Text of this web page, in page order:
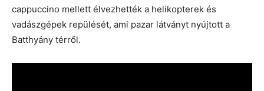
cappuccino mellett élvezhették a helikopterek és
vadászgépek repülését, ami pazar látványt nyújtott a
Batthyány térről.